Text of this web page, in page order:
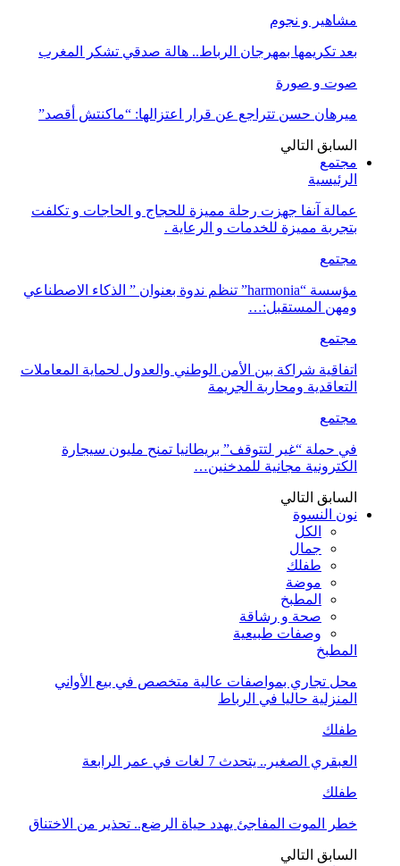
مشاهير و نجوم
بعد تكريمها بمهرجان الرباط.. هالة صدقي تشكر المغرب
صوت و صورة
ميرهان حسن تتراجع عن قرار اعتزالها: “ماكنتش أقصد”
السابق التالي
مجتمع
الرئيسية
عمالة آنفا جهزت رحلة مميزة للحجاج و الحاجات و تكلفت
بتجربة مميزة للخدمات و الرعاية .
مجتمع
مؤسسة “harmonia” تنظم ندوة بعنوان ” الذكاء الاصطناعي
ومهن المستقبل:…
مجتمع
اتفاقية شراكة بين الأمن الوطني والعدول لحماية المعاملات
التعاقدية ومحاربة الجريمة
مجتمع
في حملة “غير لتتوقف” بريطانيا تمنح مليون سيجارة
الكترونية مجانية للمدخنين…
السابق التالي
نون النسوة
الكل
جمال
طفلك
موضة
المطبخ
صحة و رشاقة
وصفات طبيعية
المطبخ
محل تجاري بمواصفات عالية متخصص في بيع الأواني
المنزلية حاليا في الرباط
طفلك
العبقري الصغير.. يتحدث 7 لغات في عمر الرابعة
طفلك
خطر الموت المفاجئ يهدد حياة الرضع.. تحذير من الاختناق
السابق التالي